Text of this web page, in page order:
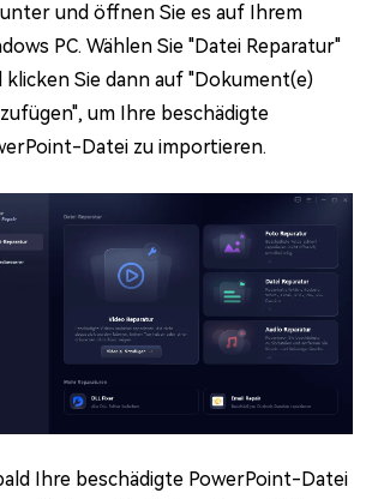
und öffnen Sie es auf Ihrem
PC. Wählen Sie "Datei Reparatur"
klicken Sie dann auf "Dokument(e)
um Ihre beschädigte
Datei zu importieren.
Ihre beschädigte PowerPoint-Datei